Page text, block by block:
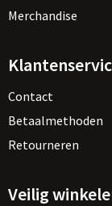
Merchandise
Contact
Betaalmethoden
Retourneren
Veilig